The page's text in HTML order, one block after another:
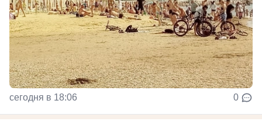
сегодня в 18:06 0